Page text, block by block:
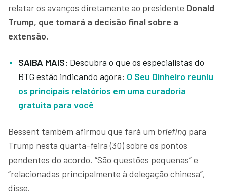
relatar os avanços diretamente ao presidente Donald
Trump, que tomará a decisão final sobre a
extensão.
SAIBA MAIS: Descubra o que os especialistas do
BTG estão indicando agora: O Seu Dinheiro reuniu
os principais relatórios em uma curadoria
gratuita para você
Bessent também afirmou que fará um briefing para
Trump nesta quarta-feira (30) sobre os pontos
pendentes do acordo. “São questões pequenas” e
“relacionadas principalmente à delegação chinesa”,
disse.